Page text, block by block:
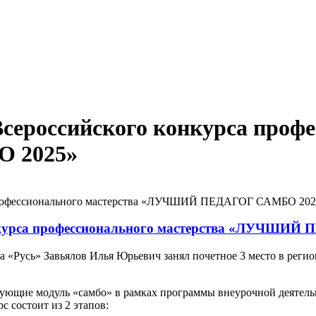
конкурса
мастерства «ЛУЧШИЙ ПЕДАГОГ САМБО
профессионального мастерства
Завьялов Илья Юрьевич занял почетное 3 место в
модуль «самбо» в рамках программы внеурочной
состоит из 2 этапов: